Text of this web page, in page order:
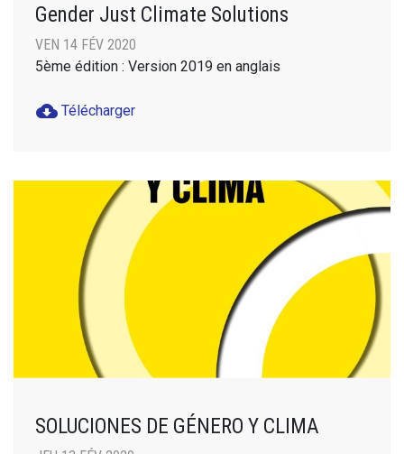
Gender Just Climate Solutions
VEN 14 FÉV 2020
5ème édition : Version 2019 en anglais
cloud_download Télécharger
SOLUCIONES DE GÉNERO Y CLIMA